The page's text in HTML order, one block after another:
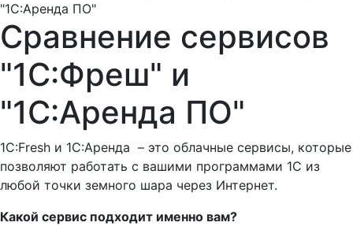
"1С:Аренда ПО"
Сравнение сервисов
"1С:Фреш" и
"1С:Аренда ПО"
1С:Fresh и 1C:Аренда – это облачные сервисы, которые
позволяют работать с вашими программами 1С из
любой точки земного шара через Интернет.
Какой сервис подходит именно вам?